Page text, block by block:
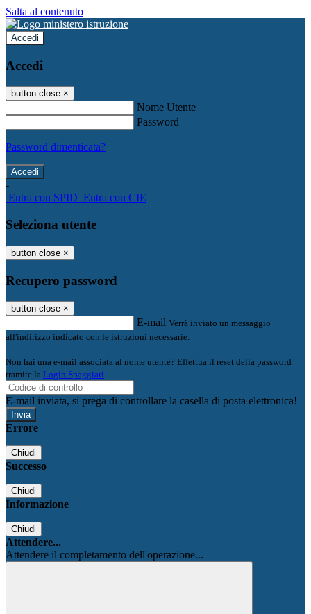
Salta al contenuto
Accedi
Accedi
button close ×
Nome Utente
Password
Password dimenticata?
-
Entra con SPID Entra con CIE
Seleziona utente
button close ×
Recupero password
button close ×
E-mail Verrà inviato un messaggio
all'indirizzo indicato con le istruzioni necessarie.
Non hai una e-mail associata al nome utente? Effettua il reset della password
tramite la Login Spaggiari
E-mail inviata, si prega di controllare la casella di posta elettronica!
Errore
Chiudi
Successo
Chiudi
Informazione
Chiudi
Attendere...
Attendere il completamento dell'operazione...